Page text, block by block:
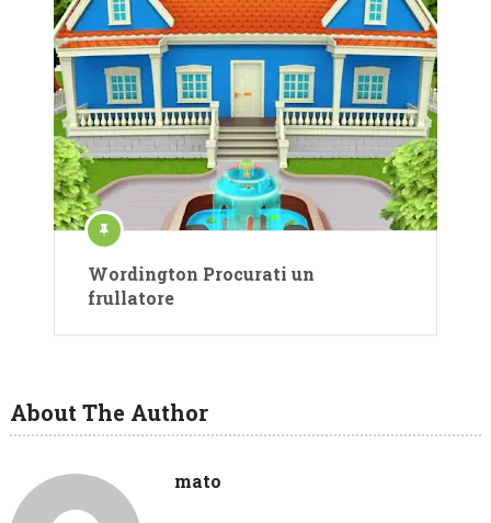
Wordington Procurati un
frullatore
About The Author
mato